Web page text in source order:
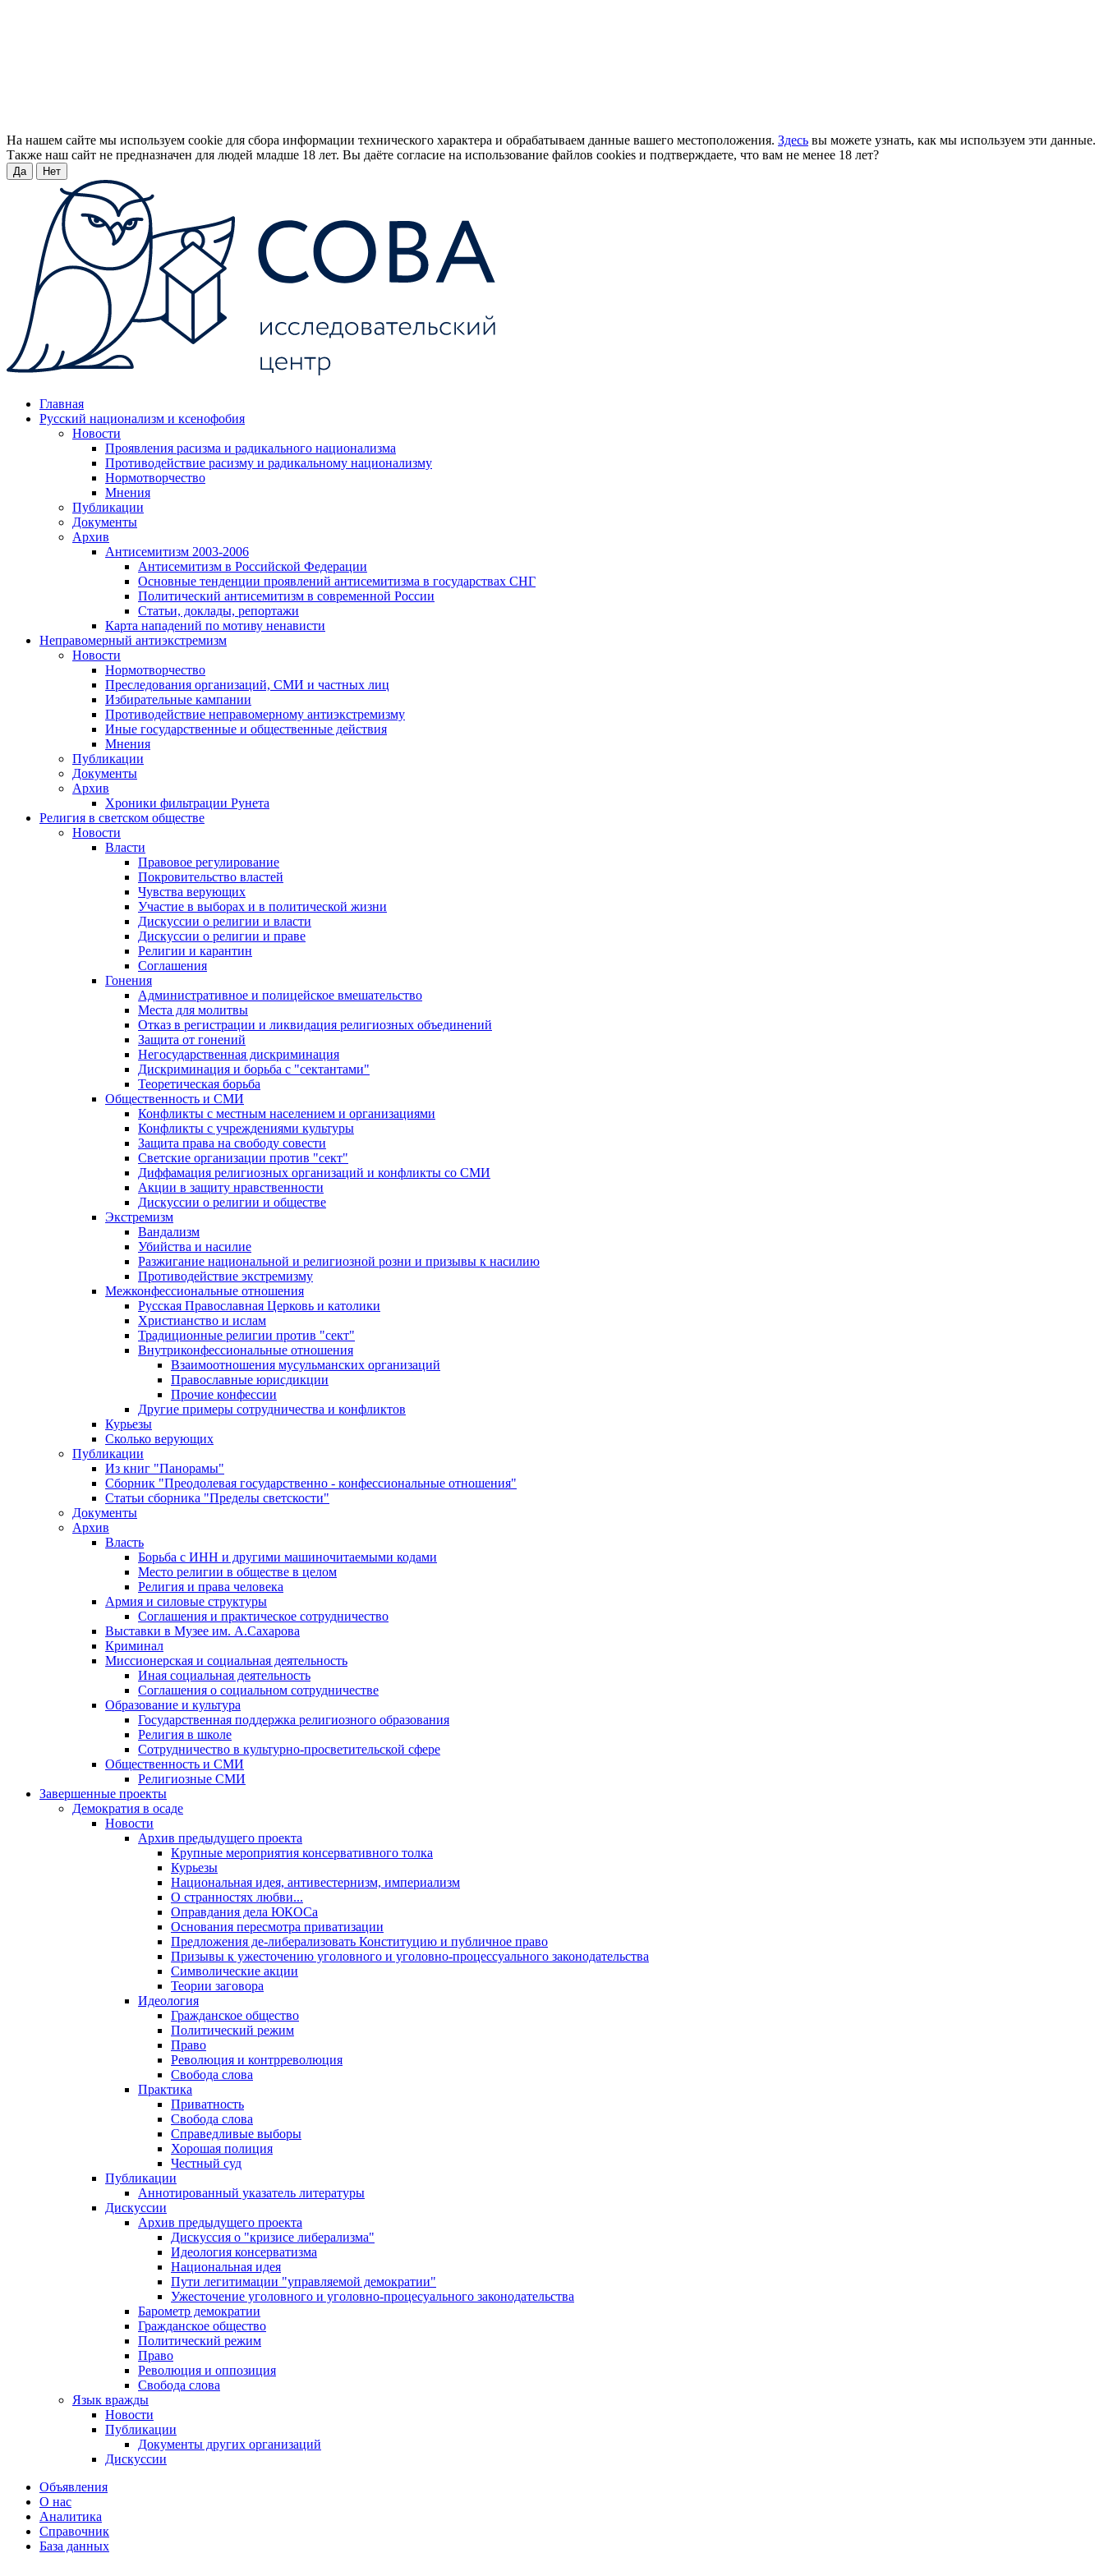
На нашем сайте мы используем cookie для сбора информации технического характера и обрабатываем данные вашего местоположения. Здесь вы можете узнать, как мы используем эти данные.
Также наш сайт не предназначен для людей младше 18 лет. Вы даёте согласие на использование файлов cookies и подтверждаете, что вам не менее 18 лет?
Да Нет
Главная
Русский национализм и ксенофобия
Новости
Проявления расизма и радикального национализма
Противодействие расизму и радикальному национализму
Нормотворчество
Мнения
Публикации
Документы
Архив
Антисемитизм 2003-2006
Антисемитизм в Российской Федерации
Основные тенденции проявлений антисемитизма в государствах СНГ
Политический антисемитизм в современной России
Статьи, доклады, репортажи
Карта нападений по мотиву ненависти
Неправомерный антиэкстремизм
Новости
Нормотворчество
Преследования организаций, СМИ и частных лиц
Избирательные кампании
Противодействие неправомерному антиэкстремизму
Иные государственные и общественные действия
Мнения
Публикации
Документы
Архив
Хроники фильтрации Рунета
Религия в светском обществе
Новости
Власти
Правовое регулирование
Покровительство властей
Чувства верующих
Участие в выборах и в политической жизни
Дискуссии о религии и власти
Дискуссии о религии и праве
Религии и карантин
Соглашения
Гонения
Административное и полицейское вмешательство
Места для молитвы
Отказ в регистрации и ликвидация религиозных объединений
Защита от гонений
Негосударственная дискриминация
Дискриминация и борьба с "сектантами"
Теоретическая борьба
Общественность и СМИ
Конфликты с местным населением и организациями
Конфликты с учреждениями культуры
Защита права на свободу совести
Светские организации против "сект"
Диффамация религиозных организаций и конфликты со СМИ
Акции в защиту нравственности
Дискуссии о религии и обществе
Экстремизм
Вандализм
Убийства и насилие
Разжигание национальной и религиозной розни и призывы к насилию
Противодействие экстремизму
Межконфессиональные отношения
Русская Православная Церковь и католики
Христианство и ислам
Традиционные религии против "сект"
Внутриконфессиональные отношения
Взаимоотношения мусульманских организаций
Православные юрисдикции
Прочие конфессии
Другие примеры сотрудничества и конфликтов
Курьезы
Сколько верующих
Публикации
Из книг "Панорамы"
Сборник "Преодолевая государственно - конфессиональные отношения"
Статьи сборника "Пределы светскости"
Документы
Архив
Власть
Борьба с ИНН и другими машиночитаемыми кодами
Место религии в обществе в целом
Религия и права человека
Армия и силовые структуры
Соглашения и практическое сотрудничество
Выставки в Музее им. А.Сахарова
Криминал
Миссионерская и социальная деятельность
Иная социальная деятельность
Соглашения о социальном сотрудничестве
Образование и культура
Государственная поддержка религиозного образования
Религия в школе
Сотрудничество в культурно-просветительской сфере
Общественность и СМИ
Религиозные СМИ
Завершенные проекты
Демократия в осаде
Новости
Архив предыдущего проекта
Крупные мероприятия консервативного толка
Курьезы
Национальная идея, антивестернизм, империализм
О странностях любви...
Оправдания дела ЮКОСа
Основания пересмотра приватизации
Предложения де-либерализовать Конституцию и публичное право
Призывы к ужесточению уголовного и уголовно-процессуального законодательства
Символические акции
Теории заговора
Идеология
Гражданское общество
Политический режим
Право
Революция и контрреволюция
Свобода слова
Практика
Приватность
Свобода слова
Справедливые выборы
Хорошая полиция
Честный суд
Публикации
Аннотированный указатель литературы
Дискуссии
Архив предыдущего проекта
Дискуссия о "кризисе либерализма"
Идеология консерватизма
Национальная идея
Пути легитимации "управляемой демократии"
Ужесточение уголовного и уголовно-процесуального законодательства
Барометр демократии
Гражданское общество
Политический режим
Право
Революция и оппозиция
Свобода слова
Язык вражды
Новости
Публикации
Документы других организаций
Дискуссии
Объявления
О нас
Аналитика
Справочник
База данных